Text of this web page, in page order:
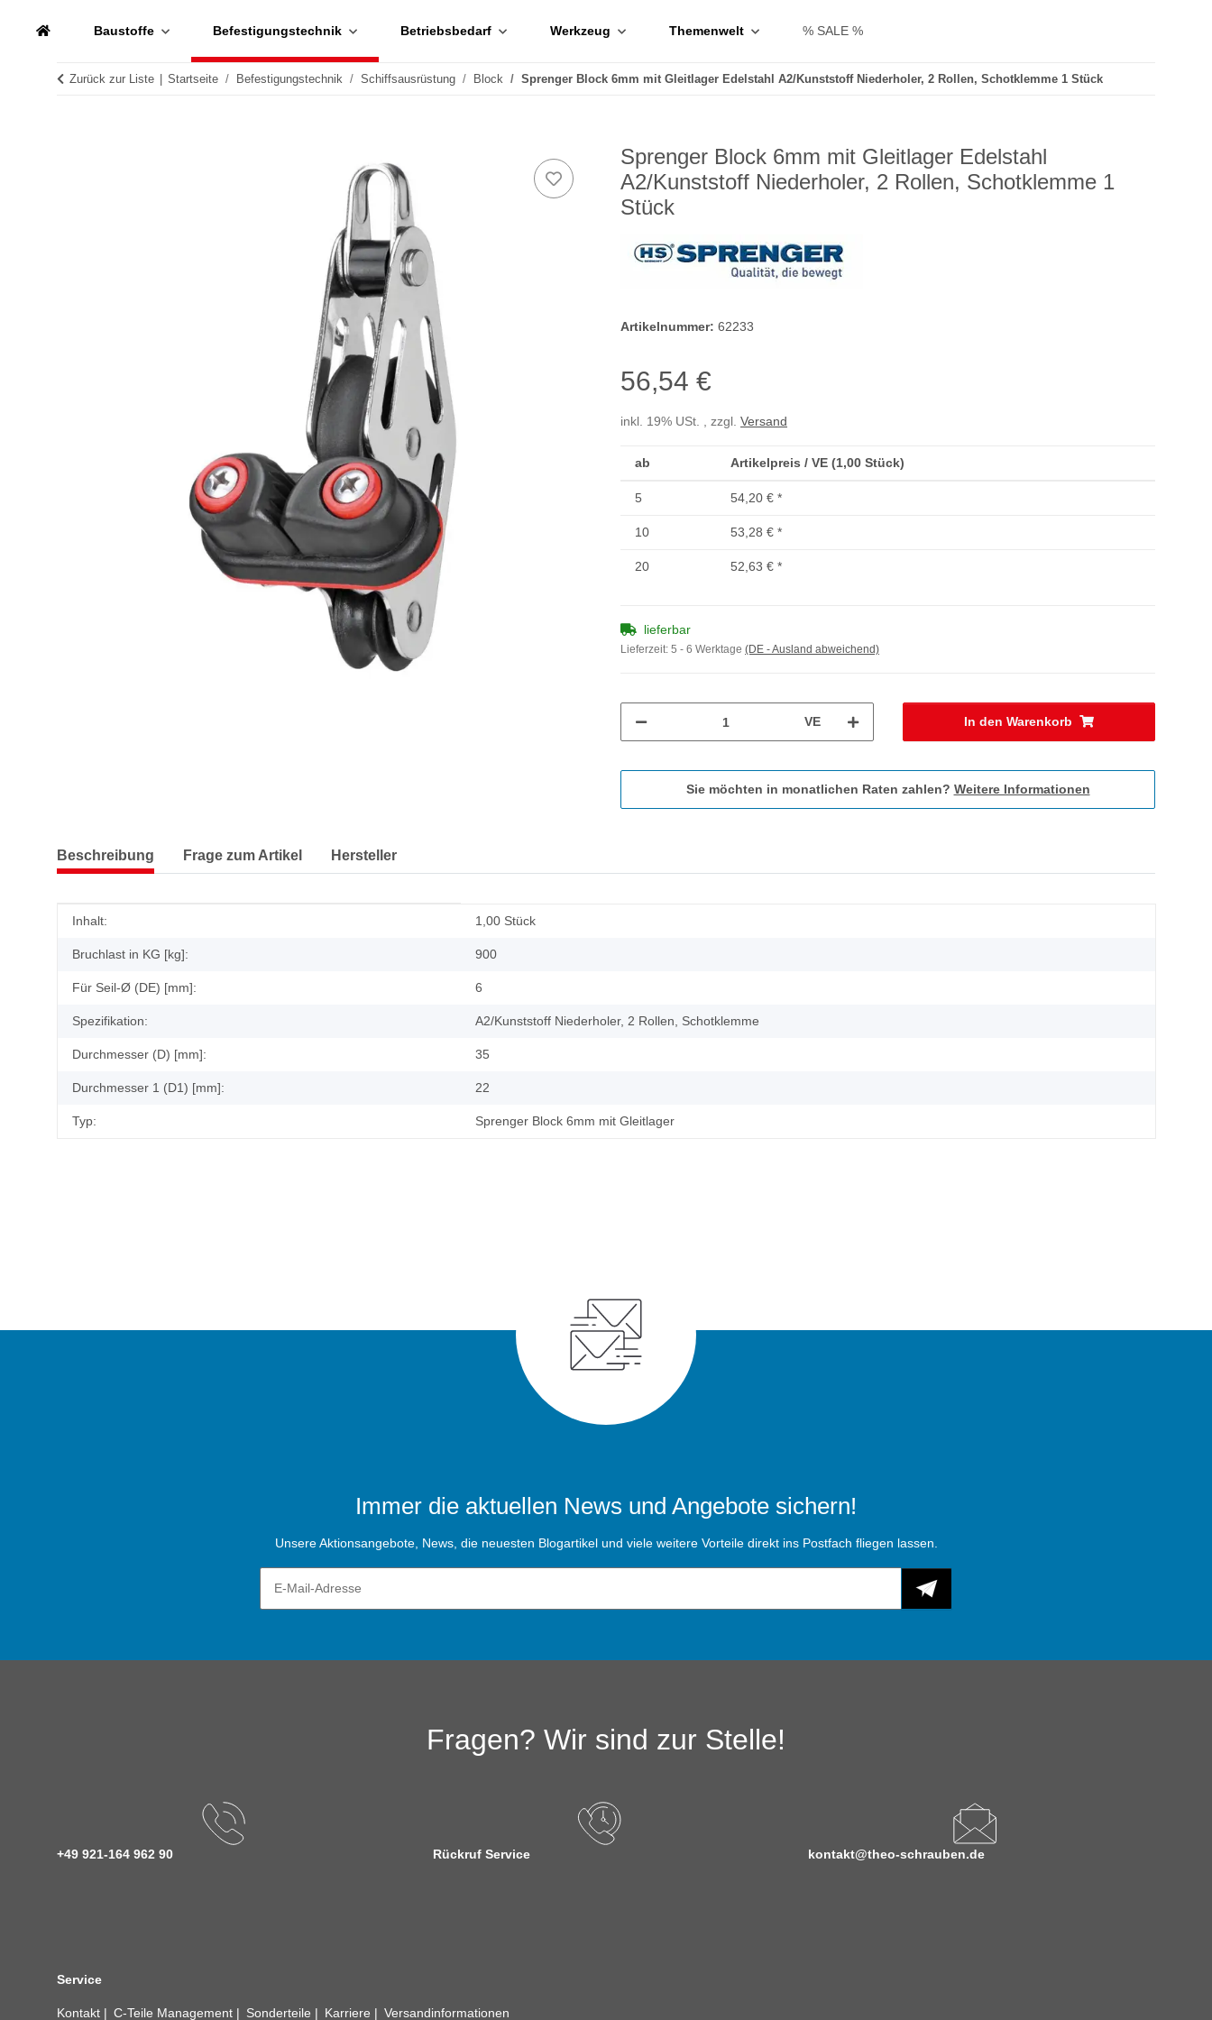
Baustoffe Befestigungstechnik Betriebsbedarf Werkzeug Themenwelt % SALE %
Zurück zur Liste Startseite Befestigungstechnik Schiffsausrüstung Block Sprenger Block 6mm mit Gleitlager Edelstahl A2/Kunststoff Niederholer, 2 Rollen, Schotklemme 1 Stück
Sprenger Block 6mm mit Gleitlager Edelstahl
A2/Kunststoff Niederholer, 2 Rollen, Schotklemme 1
Stück
Artikelnummer: 62233
56,54 €
inkl. 19% USt. , zzgl. Versand
ab Artikelpreis / VE (1,00 Stück)
5 54,20 € *
10 53,28 € *
20 52,63 € *
lieferbar
Lieferzeit: 5 - 6 Werktage (DE - Ausland abweichend)
VE In den Warenkorb
Sie möchten in monatlichen Raten zahlen? Weitere Informationen
Beschreibung Frage zum Artikel Hersteller
Produkteigenschaft
Wert
Inhalt: 1,00 Stück
Bruchlast in KG [kg]: 900
Für Seil-Ø (DE) [mm]: 6
Spezifikation: A2/Kunststoff Niederholer, 2 Rollen, Schotklemme
Durchmesser (D) [mm]: 35
Durchmesser 1 (D1) [mm]: 22
Typ: Sprenger Block 6mm mit Gleitlager
Immer die aktuellen News und Angebote sichern!
Unsere Aktionsangebote, News, die neuesten Blogartikel und viele weitere Vorteile direkt ins Postfach fliegen lassen.
Fragen? Wir sind zur Stelle!
+49 921-164 962 90 Rückruf Service kontakt@theo-schrauben.de
Service
Kontakt C-Teile Management Sonderteile Karriere Versandinformationen